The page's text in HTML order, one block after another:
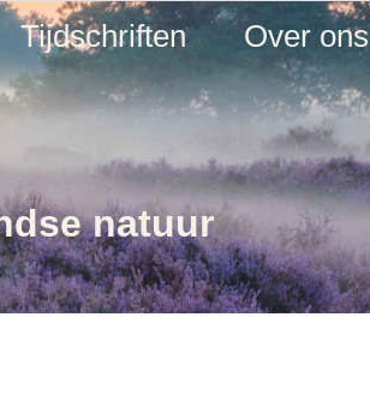
Tijdschriften Over ons
natuur